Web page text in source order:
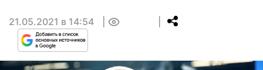
21.05.2021 в 14:54